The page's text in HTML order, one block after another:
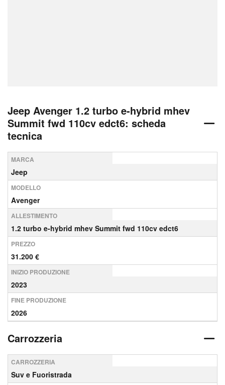
Jeep Avenger 1.2 turbo e-hybrid mhev
Summit fwd 110cv edct6: scheda
tecnica
MARCA
Jeep
MODELLO
Avenger
ALLESTIMENTO
1.2 turbo e-hybrid mhev Summit fwd 110cv edct6
PREZZO
31.200 €
INIZIO PRODUZIONE
2023
FINE PRODUZIONE
2026
Carrozzeria
CARROZZERIA
Suv e Fuoristrada